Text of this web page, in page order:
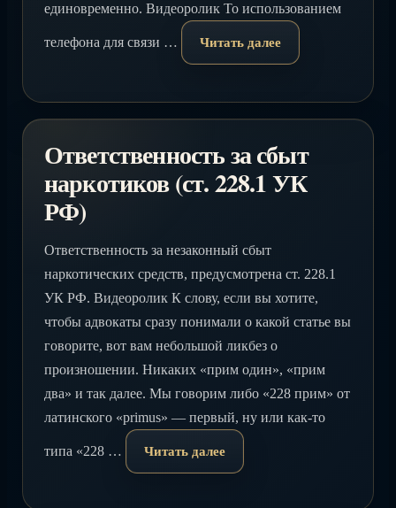
единовременно. Видеоролик То использованием
телефона для связи … Читать далее
Ответственность за сбыт
наркотиков (ст. 228.1 УК
РФ)
Ответственность за незаконный сбыт
наркотических средств, предусмотрена ст. 228.1
УК РФ. Видеоролик К слову, если вы хотите,
чтобы адвокаты сразу понимали о какой статье вы
говорите, вот вам небольшой ликбез о
произношении. Никаких «прим один», «прим
два» и так далее. Мы говорим либо «228 прим» от
латинского «primus» — первый, ну или как-то
типа «228 … Читать далее